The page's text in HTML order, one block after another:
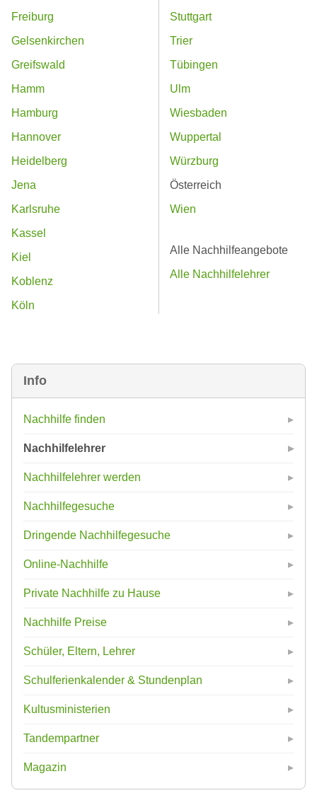
Info
Nachhilfe finden
Nachhilfelehrer
Nachhilfelehrer werden
Nachhilfegesuche
Dringende Nachhilfegesuche
Online-Nachhilfe
Private Nachhilfe zu Hause
Nachhilfe Preise
Schüler, Eltern, Lehrer
Schulferienkalender & Stundenplan
Kultusministerien
Tandempartner
Magazin
Freiburg
Gelsenkirchen
Greifswald
Hamm
Hamburg
Hannover
Heidelberg
Jena
Karlsruhe
Kassel
Kiel
Koblenz
Köln
Stuttgart
Trier
Tübingen
Ulm
Wiesbaden
Wuppertal
Würzburg
Österreich
Wien
Alle Nachhilfeangebote
Alle Nachhilfelehrer